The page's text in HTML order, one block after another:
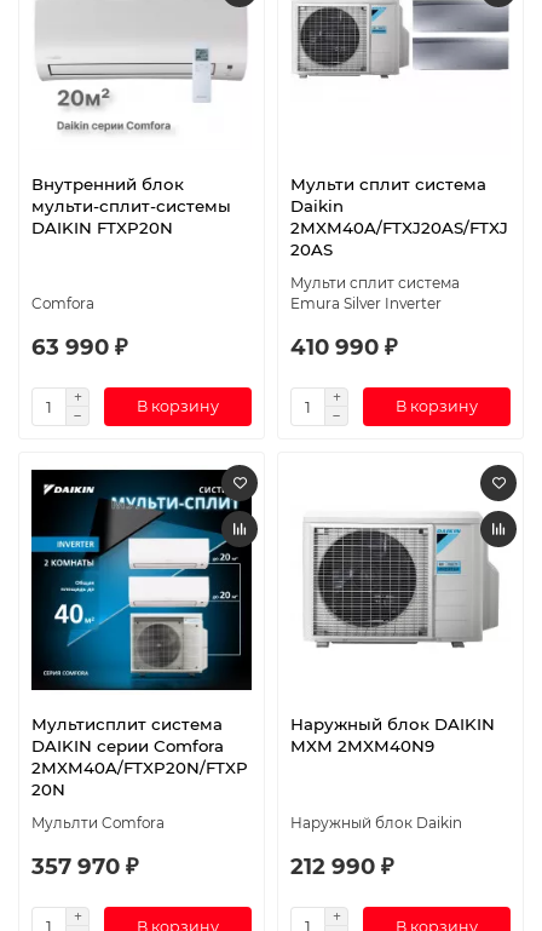
Внутренний блок
мульти-сплит-системы
DAIKIN FTXP20N
Comfora
63 990 ₽
В корзину
Мульти сплит система
Daikin
2MXM40A/FTXJ20AS/FTXJ
20AS
Мульти сплит система
Emura Silver Inverter
410 990 ₽
В корзину
Мультисплит система
DAIKIN серии Comfora
2MXM40A/FTXP20N/FTXP
20N
Мульлти Comfora
357 970 ₽
В корзину
Наружный блок DAIKIN
MXM 2MXM40N9
Наружный блок Daikin
212 990 ₽
В корзину